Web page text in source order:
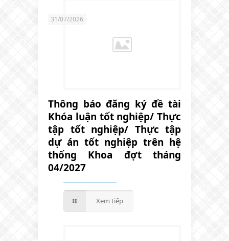
31/07/2026
Thông báo đăng ký đề tài
Khóa luận tốt nghiệp/ Thực
tập tốt nghiệp/ Thực tập
dự án tốt nghiệp trên hệ
thống Khoa đợt tháng
04/2027
Xem tiếp